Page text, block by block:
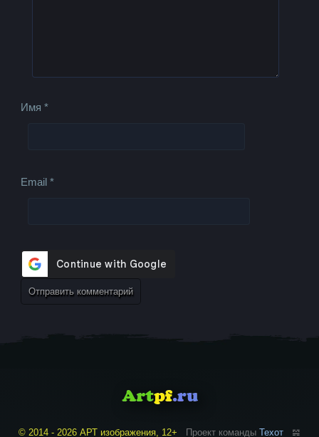
Имя*
Email*
© 2014 - 2026 АРТ изображения, 12+ Проект команды Техот 𝌴